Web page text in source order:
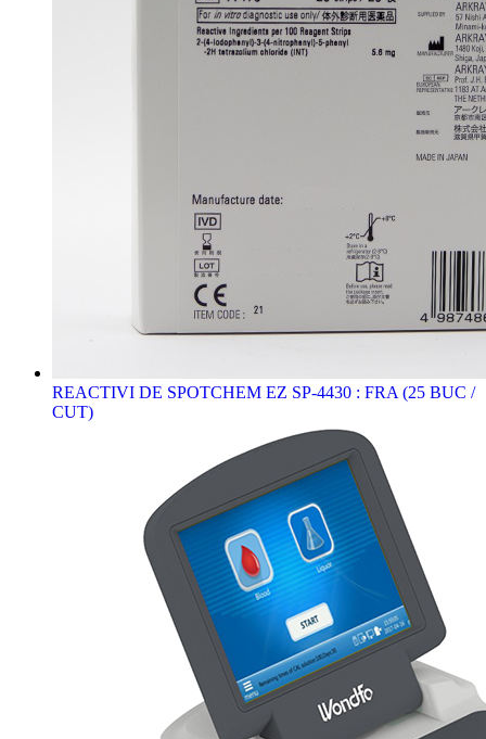
REACTIVI DE SPOTCHEM EZ SP-4430 : FRA (25 BUC /
CUT)